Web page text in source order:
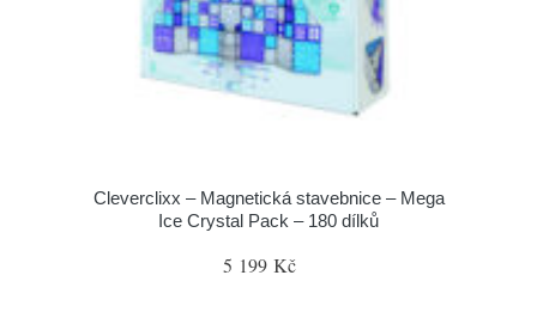
Cleverclixx – Magnetická stavebnice – Mega
Ice Crystal Pack – 180 dílků
5 199 Kč